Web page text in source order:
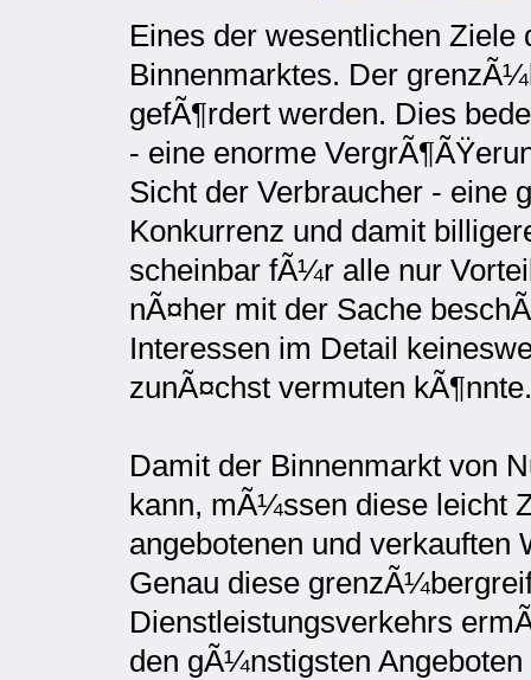
Eines der wesentlichen Ziele
Binnenmarktes. Der
gefÃ¶rdert werden. Dies
- eine enorme
Sicht der Verbraucher - eine
Konkurrenz und damit
scheinbar fÃ¼r alle nur
nÃ¤her mit der Sache
Interessen im Detail
zunÃ¤chst vermuten kÃ¶nnte.
Damit der Binnenmarkt von
kann, mÃ¼ssen diese leicht
angebotenen und verkauften
Genau diese
Dienstleistungsverkehrs
den gÃ¼nstigsten